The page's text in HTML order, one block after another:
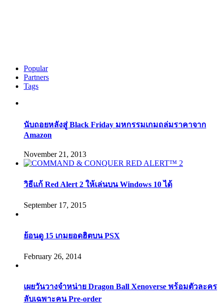
Popular
Partners
Tags
นับถอยหลังสู่ Black Friday มหกรรมเกมถล่มราคาจาก
Amazon
November 21, 2013
วิธีแก้ Red Alert 2 ให้เล่นบน Windows 10 ได้
September 17, 2015
ย้อนดู 15 เกมยอดฮิตบน PSX
February 26, 2014
เผยวันวางจำหน่าย Dragon Ball Xenoverse พร้อมตัวละคร
ลับเฉพาะคน Pre-order